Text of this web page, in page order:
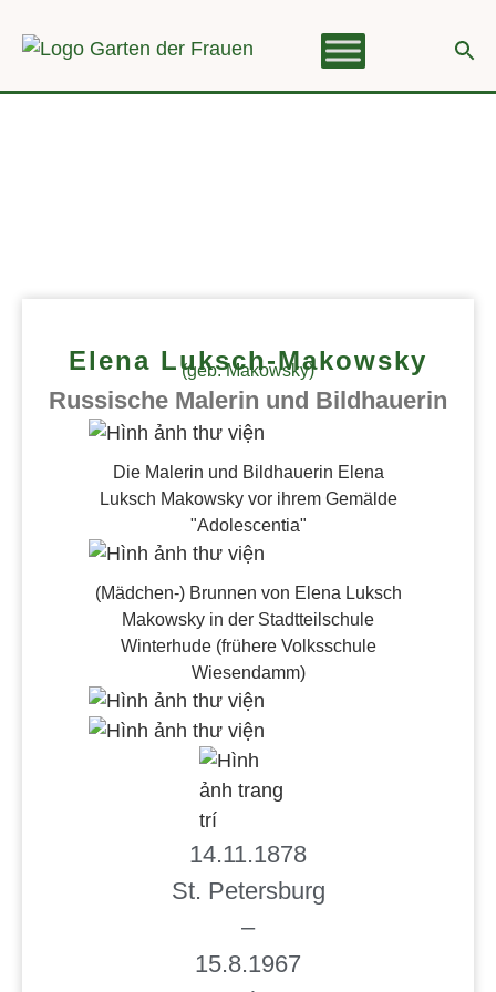
Elena Luksch-Makowsky
(geb. Makowsky)
Russische Malerin und Bildhauerin
Die Malerin und Bildhauerin Elena
Luksch Makowsky vor ihrem Gemälde
"Adolescentia"
(Mädchen-) Brunnen von Elena Luksch
Makowsky in der Stadtteilschule
Winterhude (frühere Volksschule
Wiesendamm)
14.11.1878
St. Petersburg
–
15.8.1967